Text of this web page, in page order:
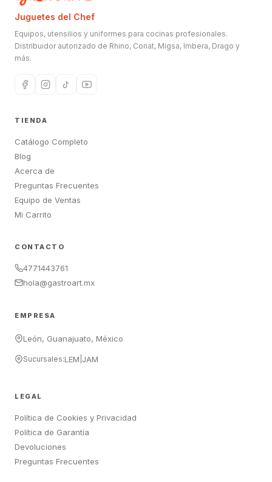
Juguetes del Chef
Equipos, utensilios y uniformes para cocinas profesionales.
Distribuidor autorizado de Rhino, Coriat, Migsa, Imbera, Drago y
más.
TIENDA
Catálogo Completo
Blog
Acerca de
Preguntas Frecuentes
Equipo de Ventas
Mi Carrito
CONTACTO
4771443761
hola@gastroart.mx
EMPRESA
León, Guanajuato, México
Sucursales:LEM JAM
LEGAL
Política de Cookies y Privacidad
Política de Garantía
Devoluciones
Preguntas Frecuentes